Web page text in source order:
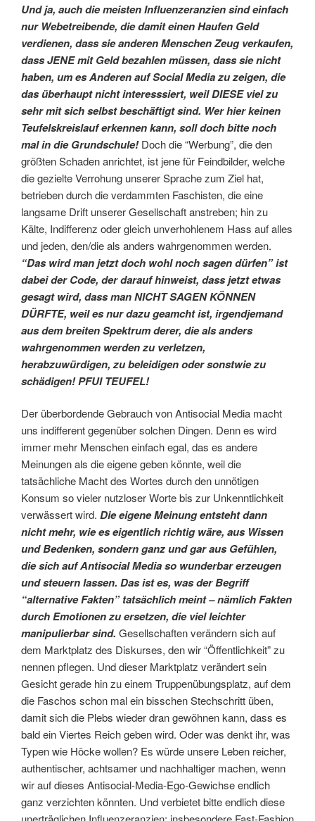
Und ja, auch die meisten Influenzeranzien sind einfach
nur Webetreibende, die damit einen Haufen Geld
verdienen, dass sie anderen Menschen Zeug verkaufen,
dass JENE mit Geld bezahlen müssen, dass sie nicht
haben, um es Anderen auf Social Media zu zeigen, die
das überhaupt nicht interesssiert, weil DIESE viel zu
sehr mit sich selbst beschäftigt sind. Wer hier keinen
Teufelskreislauf erkennen kann, soll doch bitte noch
mal in die Grundschule!Doch die “Werbung”, die den
größten Schaden anrichtet, ist jene für Feindbilder, welche
die gezielte Verrohung unserer Sprache zum Ziel hat,
betrieben durch die verdammten Faschisten, die eine
langsame Drift unserer Gesellschaft anstreben; hin zu
Kälte, Indifferenz oder gleich unverhohlenem Hass auf alles
und jeden, den/die als anders wahrgenommen werden.
“Das wird man jetzt doch wohl noch sagen dürfen” ist
dabei der Code, der darauf hinweist, dass jetzt etwas
gesagt wird, dass man NICHT SAGEN KÖNNEN
DÜRFTE, weil es nur dazu geamcht ist, irgendjemand
aus dem breiten Spektrum derer, die als anders
wahrgenommen werden zu verletzen,
herabzuwürdigen, zu beleidigen oder sonstwie zu
schädigen! PFUI TEUFEL!
Der überbordende Gebrauch von Antisocial Media macht
uns indifferent gegenüber solchen Dingen. Denn es wird
immer mehr Menschen einfach egal, das es andere
Meinungen als die eigene geben könnte, weil die
tatsächliche Macht des Wortes durch den unnötigen
Konsum so vieler nutzloser Worte bis zur Unkenntlichkeit
verwässert wird. Die eigene Meinung entsteht dann
nicht mehr, wie es eigentlich richtig wäre, aus Wissen
und Bedenken, sondern ganz und gar aus Gefühlen,
die sich auf Antisocial Media so wunderbar erzeugen
und steuern lassen. Das ist es, was der Begriff
“alternative Fakten” tatsächlich meint – nämlich Fakten
durch Emotionen zu ersetzen, die viel leichter
manipulierbar sind. Gesellschaften verändern sich auf
dem Marktplatz des Diskurses, den wir “Öffentlichkeit” zu
nennen pflegen. Und dieser Marktplatz verändert sein
Gesicht gerade hin zu einem Truppenübungsplatz, auf dem
die Faschos schon mal ein bisschen Stechschritt üben,
damit sich die Plebs wieder dran gewöhnen kann, dass es
bald ein Viertes Reich geben wird. Oder was denkt ihr, was
Typen wie Höcke wollen? Es würde unsere Leben reicher,
authentischer, achtsamer und nachhaltiger machen, wenn
wir auf dieses Antisocial-Media-Ego-Gewichse endlich
ganz verzichten könnten. Und verbietet bitte endlich diese